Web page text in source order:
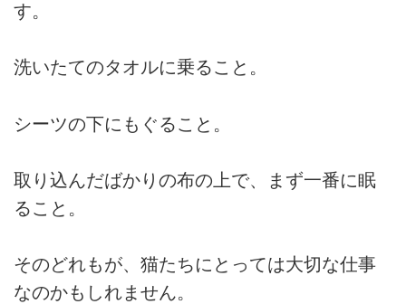
す。
洗いたてのタオルに乗ること。
シーツの下にもぐること。
取り込んだばかりの布の上で、まず一番に眠
ること。
そのどれもが、猫たちにとっては大切な仕事
なのかもしれません。